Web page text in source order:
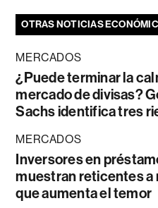
OTRAS NOTICIAS
MERCADOS
¿Puede terminar la
mercado de divisas?
Sachs identifica tres
MERCADOS
Inversores en
muestran reticentes a
que aumenta el temor